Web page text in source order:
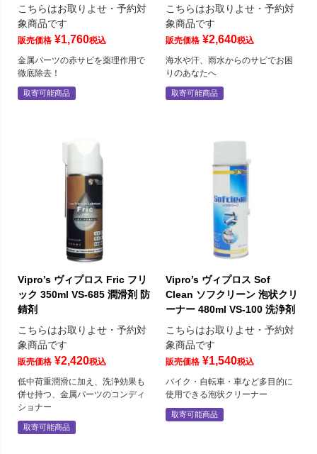
こちらはお取りよせ・予約対
象商品です
販売価格 ¥1,760税込
金属パーツの赤サビを薬理作用で
徹底除去！
取寄可能商品
こちらはお取りよせ・予約対
象商品です
販売価格 ¥2,640税込
海水や汗、雨水からのサビでお困
りのあなたへ
取寄可能商品
Vipro’s ヴィプロス Fric フリ
ック 350ml VS-685 潤滑剤 防
錆剤
こちらはお取りよせ・予約対
象商品です
販売価格 ¥2,420税込
低中荷重潤滑に加え、洗浄効果も
併せ持つ、金属パーツのコンディ
ショナー
取寄可能商品
Vipro’s ヴィプロス Sof
Clean ソフクリーン 泡状クリ
ーナー 480ml VS-100 洗浄剤
こちらはお取りよせ・予約対
象商品です
販売価格 ¥1,540税込
バイク・自転車・車など多目的に
使用できる泡状クリーナー
取寄可能商品